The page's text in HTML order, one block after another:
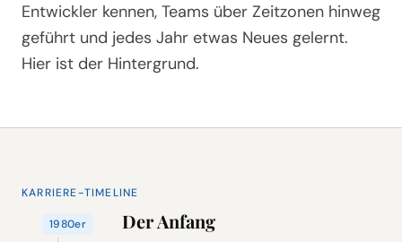
Entwickler kennen, Teams über Zeitzonen hinweg
geführt und jedes Jahr etwas Neues gelernt.
Hier ist der Hintergrund.
KARRIERE-TIMELINE
1980er Der Anfang